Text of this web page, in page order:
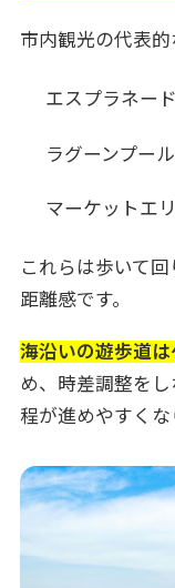
市内観光の代表的
エスプラネー
ラグーンプー
マーケットエ
これらは歩いて
距離感です。
海沿いの遊歩道
め、時差調整を
程が進めやすくな